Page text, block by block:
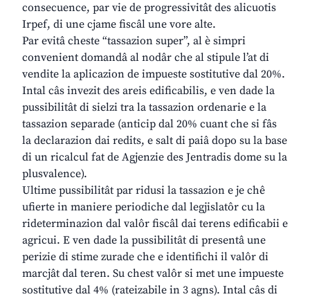
consecuence, par vie de progressivitât des alicuotis
Irpef, di une cjame fiscâl une vore alte.
Par evitâ cheste “tassazion super”, al è simpri
convenient domandâ al nodâr che al stipule l’at di
vendite la aplicazion de impueste sostitutive dal 20%.
Intal câs invezit des areis edificabilis, e ven dade la
pussibilitât di sielzi tra la tassazion ordenarie e la
tassazion separade (anticip dal 20% cuant che si fâs
la declarazion dai redits, e salt di paiâ dopo su la base
di un ricalcul fat de Agjenzie des Jentradis dome su la
plusvalence).
Ultime pussibilitât par ridusi la tassazion e je chê
ufierte in maniere periodiche dal legjislatôr cu la
rideterminazion dal valôr fiscâl dai terens edificabii e
agricui. E ven dade la pussibilitât di presentâ une
perizie di stime zurade che e identifichi il valôr di
marcjât dal teren. Su chest valôr si met une impueste
sostitutive dal 4% (rateizabile in 3 agns). Intal câs di